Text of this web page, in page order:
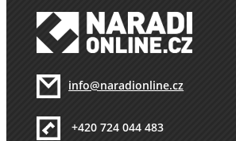
info@naradionline.cz
+420 724 044 483